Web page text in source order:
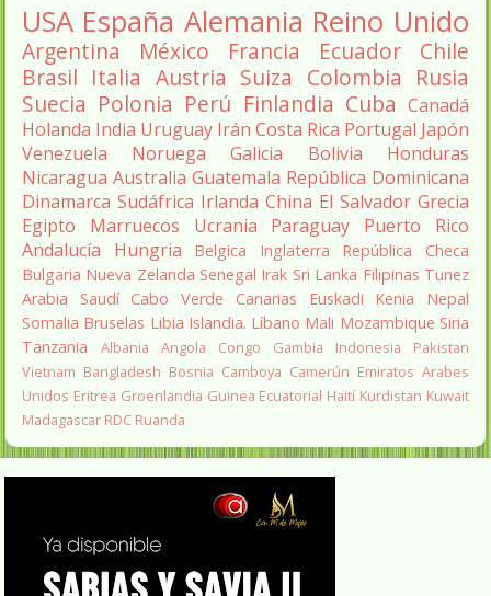
USA España Alemania Reino Unido
Argentina México Francia Ecuador
Chile
Brasil Italia Austria Suiza Colombia Rusia
Suecia Polonia Perú Finlandia Cuba Canadá
Holanda India Uruguay Irán Costa Rica Portugal Japón
Venezuela
Noruega Galicia Bolivia
Honduras
Nicaragua Australia Guatemala República Dominicana
Dinamarca Sudáfrica Irlanda China El Salvador Grecia
Egipto
Marruecos Ucrania Paraguay
Puerto Rico
Andalucía
Hungria Belgica Inglaterra
República Checa
Bulgaria Nueva Zelanda Senegal Irak Sri Lanka Filipinas Tunez
Arabia Saudí Cabo Verde Canarias Euskadi Kenia
Nepal
Somalia Bruselas Libia Islandia. Líbano Mali Mozambique Siria
Tanzania
Albania Angola Congo Gambia Indonesia
Pakistan
Vietnam Bangladesh Bosnia Camboya Camerún Emiratos Arabes
Unidos Eritrea Groenlandia Guinea Ecuatorial Haití Kurdistan Kuwait
Madagascar RDC Ruanda